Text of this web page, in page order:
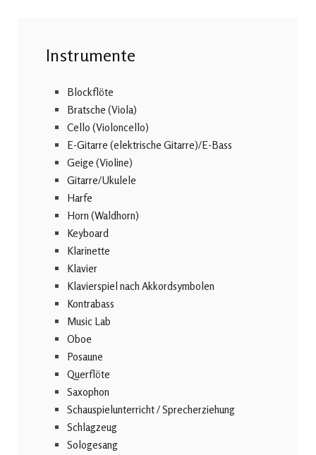
Instrumente
Blockflöte
Bratsche (Viola)
Cello (Violoncello)
E-Gitarre (elektrische Gitarre)/E-Bass
Geige (Violine)
Gitarre/Ukulele
Harfe
Horn (Waldhorn)
Keyboard
Klarinette
Klavier
Klavierspiel nach Akkordsymbolen
Kontrabass
Music Lab
Oboe
Posaune
Querflöte
Saxophon
Schauspielunterricht / Sprecherziehung
Schlagzeug
Sologesang